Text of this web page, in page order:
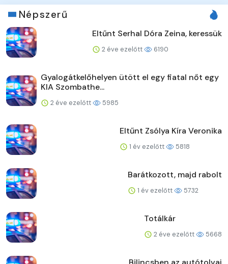
Népszerű
Eltűnt Serhal Dóra Zeina, keressük
2 éve ezelőtt 6190
Gyalogátkelőhelyen ütött el egy fiatal nőt egy
KIA Szombathe...
2 éve ezelőtt 5985
Eltűnt Zsólya Kíra Veronika
1 év ezelőtt 5818
Barátkozott, majd rabolt
1 év ezelőtt 5732
Totálkár
2 éve ezelőtt 5668